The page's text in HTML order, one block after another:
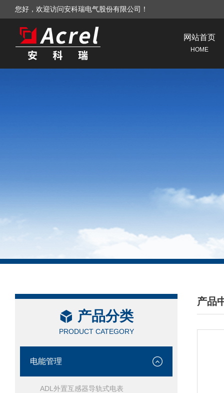
您好，欢迎访问安科瑞电气股份有限公司！
网站首页
HOME
产品分类
PRODUCT CATEGORY
电能管理
ADL外置互感器导轨式电表
产品
/